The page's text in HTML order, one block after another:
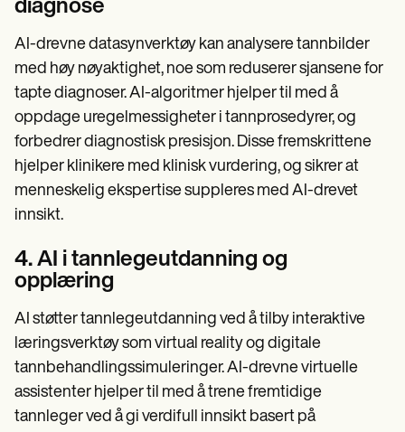
diagnose
AI-drevne datasynverktøy kan analysere tannbilder
med høy nøyaktighet, noe som reduserer sjansene for
tapte diagnoser. AI-algoritmer hjelper til med å
oppdage uregelmessigheter i tannprosedyrer, og
forbedrer diagnostisk presisjon. Disse fremskrittene
hjelper klinikere med klinisk vurdering, og sikrer at
menneskelig ekspertise suppleres med AI-drevet
innsikt.
4. AI i tannlegeutdanning og
opplæring
AI støtter tannlegeutdanning ved å tilby interaktive
læringsverktøy som virtual reality og digitale
tannbehandlingssimuleringer. AI-drevne virtuelle
assistenter hjelper til med å trene fremtidige
tannleger ved å gi verdifull innsikt basert på